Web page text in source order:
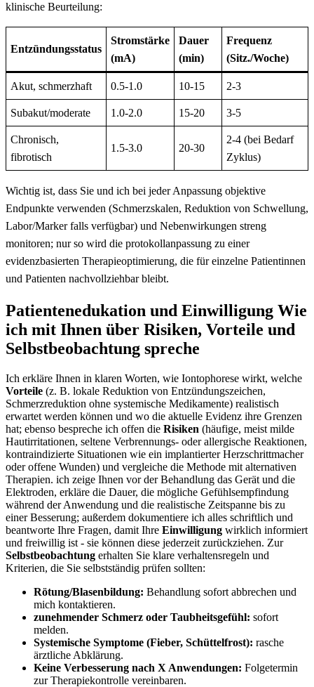
klinische‌ Beurteilung:
Entzündungsstatus
Stromstärke
(mA)
Dauer
(min)
Frequenz
(Sitz./Woche)
Akut, schmerzhaft 0.5-1.0 10-15 2-3
Subakut/moderate 1.0-2.0 15-20 3-5
Chronisch,‌
fibrotisch
1.5-3.0 20-30
2-4‍ (bei Bedarf
Zyklus)
Wichtig ist, dass Sie ‌und ich bei jeder Anpassung objektive
Endpunkte verwenden (Schmerzskalen, ⁣Reduktion von Schwellung,⁢
Labor/Marker falls verfügbar) und Nebenwirkungen streng
monitoren; nur so⁤ wird die protokollanpassung zu einer
evidenzbasierten Therapieoptimierung, die für einzelne Patientinnen
und Patienten nachvollziehbar bleibt.
Patientenedukation und Einwilligung Wie
ich mit Ihnen über Risiken, Vorteile und
Selbstbeobachtung‍ spreche
Ich erkläre Ihnen in klaren‍ Worten, wie Iontophorese ⁢wirkt, welche
Vorteile (z. B.⁢ lokale Reduktion von⁣ Entzündungszeichen,
⁢Schmerzreduktion ohne⁤ systemische Medikamente)⁣ realistisch
erwartet ⁢werden können​ und wo die aktuelle⁤ Evidenz ihre Grenzen​
hat; ebenso bespreche ich ⁢offen die Risiken (häufige, meist milde
Hautirritationen, ⁢seltene Verbrennungs-⁢ oder allergische Reaktionen,
⁣kontraindizierte Situationen‌ wie ein implantierter Herzschrittmacher
oder offene Wunden) und vergleiche die Methode mit alternativen
Therapien. ich zeige ⁢Ihnen vor der Behandlung‍ das Gerät und die
Elektroden, erkläre die ⁢Dauer, die mögliche Gefühlsempfindung
während der Anwendung und die‍ realistische Zeitspanne ⁤bis zu
einer Besserung; außerdem dokumentiere ich alles schriftlich und
beantworte ⁣Ihre Fragen, damit Ihre Einwilligung wirklich informiert
und⁤ freiwillig⁣ ist -‍ sie können diese jederzeit zurückziehen. Zur
Selbstbeobachtung erhalten Sie klare⁣ verhaltensregeln ⁢und
Kriterien, die Sie selbstständig prüfen​ sollten:
Rötung/Blasenbildung: Behandlung sofort ‌abbrechen und
mich kontaktieren.
zunehmender Schmerz oder Taubheitsgefühl: sofort⁢
melden.
Systemische Symptome (Fieber,‍ Schüttelfrost): rasche
ärztliche Abklärung.
Keine‌ Verbesserung nach X Anwendungen: Folgetermin
zur Therapiekontrolle vereinbaren.